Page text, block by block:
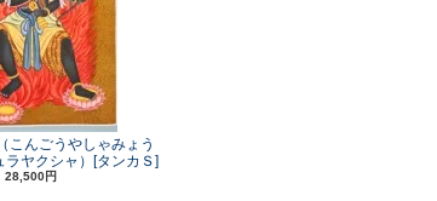
こんごうやしゃみょう
ラヤクシャ）[タンカＳ]
28,500円